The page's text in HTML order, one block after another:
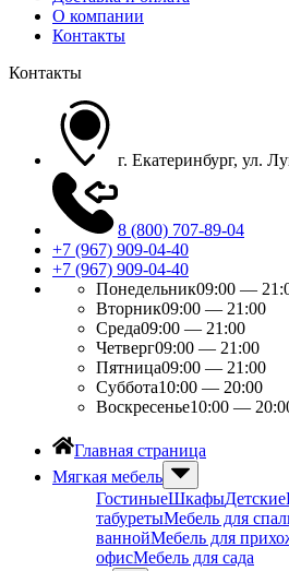
О компании
Контакты
Контакты
г. Екатеринбург, ул.
8 (800) 707-89-04
+7 (967) 909-04-40
+7 (967) 909-04-40
Понедельник09:00 —
Вторник09:00 — 21:00
Среда09:00 — 21:00
Четверг09:00 — 21:00
Пятница09:00 — 21:00
Суббота10:00 — 20:00
Воскресенье10:00 —
Главная страница
Мягкая мебель
ГостиныеШкафыДетские
табуретыМебель для
ваннойМебель для
офисМебель для сада